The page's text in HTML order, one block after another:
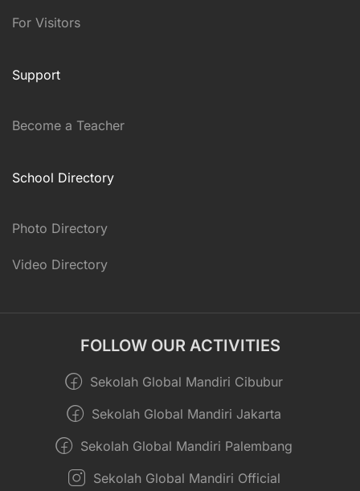
For Visitors
Support
Become a Teacher
School Directory
Photo Directory
Video Directory
FOLLOW OUR ACTIVITIES
Sekolah Global Mandiri Cibubur
Sekolah Global Mandiri Jakarta
Sekolah Global Mandiri Palembang
Sekolah Global Mandiri Official